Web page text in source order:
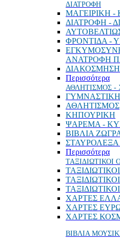
ΔΙΑΤΡΟΦΗ
ΜΑΓΕΙΡΙΚΗ -
ΔΙΑΤΡΟΦΗ -
ΦΡΟΝΤΙΔΑ -
ΑΝΑΤΡΟΦΗ
ΔΙΑΚΟΣΜΗΣΗ
Περισσότερα
ΑΘΛΗΤΙΣΜΟΣ
ΓΥΜΝΑΣΤΙΚΗ
ΑΘΛΗΤΙΣΜΟΣ
ΚΗΠΟΥΡΙΚΗ
ΨΑΡΕΜΑ -
ΒΙΒΛΙΑ
ΣΤΑΥΡΟΛΕΞΑ
Περισσότερα
ΤΑΞΙΔΙΩΤΙΚΟΙ
ΧΑΡΤΕΣ
ΧΑΡΤΕΣ
ΧΑΡΤΕΣ
ΒΙΒΛΙΑ